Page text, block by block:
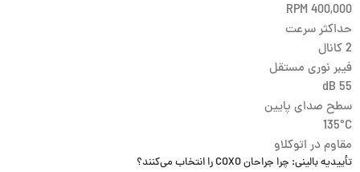
400,000 RPM
حداکثر سرعت
2 کانال
فیبر نوری مستقل
55 dB
سطح صدای پایین
135°C
مقاوم در اتوکلاو
تأییدیه بالینی: چرا جراحان COXO را انتخاب می‌کنند؟